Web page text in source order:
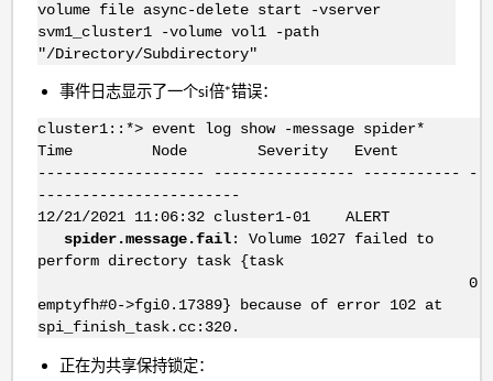
volume file async-delete start -vserver
svm1_cluster1 -volume vol1 -path
"/Directory/Subdirectory"
事件日志显示了一个si倍*错误：
cluster1::*> event log show -message spider*
Time Node Severity Event
------------------- ---------------- -----------
-----------------------
12/21/2021 11:06:32 cluster1-01 ALERT
spider.message.fail: Volume 1027 failed to
perform directory task {task
emptyfh#0->fgi0.17389} because of error 102 at
spi_finish_task.cc:320.
正在为共享保持锁定：